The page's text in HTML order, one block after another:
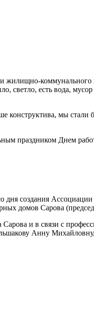
жилищно-коммунального
светло, есть вода,
конструктива, мы стали
праздником Днем
дня создания
домов Сарова
и в связи с
Анну Михайловну,